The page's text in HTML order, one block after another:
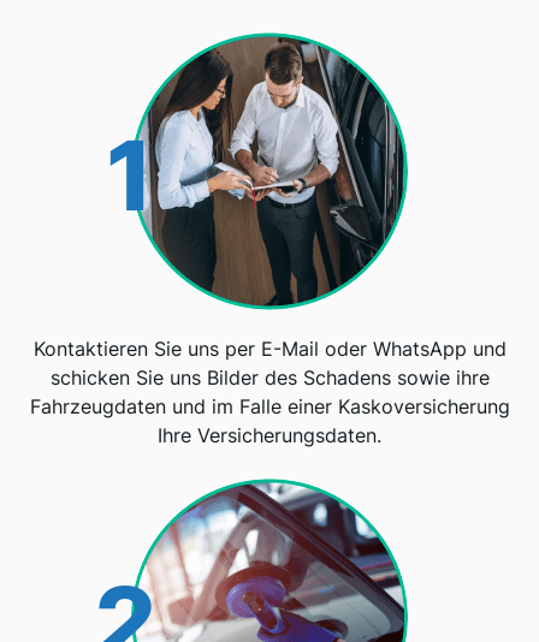
1
Kontaktieren Sie uns per E-Mail oder WhatsApp und
schicken Sie uns Bilder des Schadens sowie ihre
Fahrzeugdaten und im Falle einer Kaskoversicherung
Ihre Versicherungsdaten.